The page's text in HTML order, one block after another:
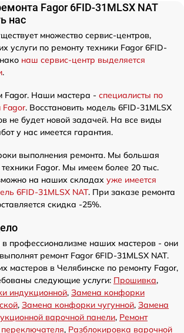
Fagor 6FID-31MLSX NAT
нас
множество сервис-центров,
услуги по ремонту техники Fagor 6FID-
наш сервис-центр выделяется
.
Fagor. Наши мастера - специалисты по
Fagor. Восстановить модель 6FID-31MLSX
не будет новой задачей. На все виды
у нас имеется гарантия.
выполнения ремонта. Мы большая
техники Fagor. Мы имеем более 20 тыс.
на наших складах уже имеется
6FID-31MLSX NAT. При заказе ремонта
скидка -25%.
профессионализме наших мастеров - они
ремонт Fagor 6FID-31MLSX NAT.
мастеров в Челябинске по ремонту Fagor,
следующие услуги: Прошивка,
индукционной, Замена конфорки
, Замена конфорки чугунной, Замена
варочной панели, Ремонт
, Разблокировка варочной